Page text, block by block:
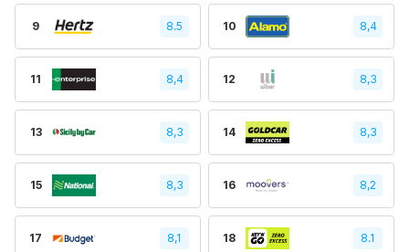
9 8.5 10 8,4
11 8,4 12 8,3
13 8,3 14 8,3
15 8,3 16 8,2
17 8,1 18 8.1